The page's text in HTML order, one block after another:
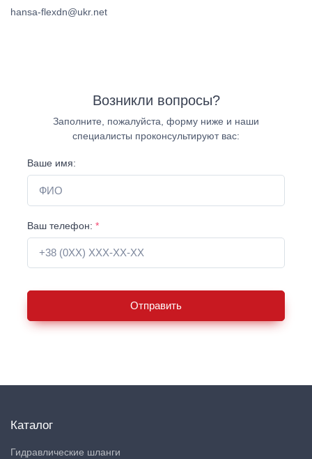
hansa-flexdn@ukr.net
Возникли вопросы?
Заполните, пожалуйста, форму ниже и наши
специалисты проконсультируют вас:
Ваше имя:
Ваш телефон: *
Отправить
Каталог
Гидравлические шланги